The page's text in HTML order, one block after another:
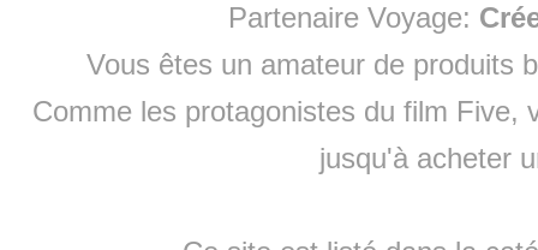
Partenaire Voyage:
Vous êtes un amateur de produits
Comme les protagonistes du film Five,
jusqu'à acheter